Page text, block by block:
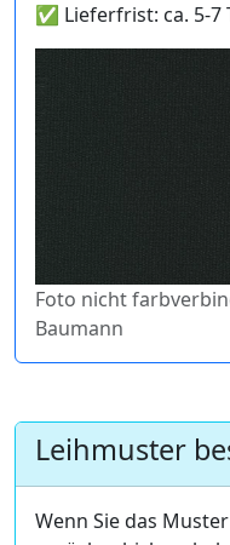
✅ Lieferfrist: ca. 5-7
Foto nicht
Baumann
Leihmuster
Wenn Sie das